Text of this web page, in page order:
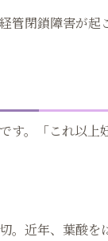
管閉鎖障害が起
す。「これ以上
。近年、葉酸を